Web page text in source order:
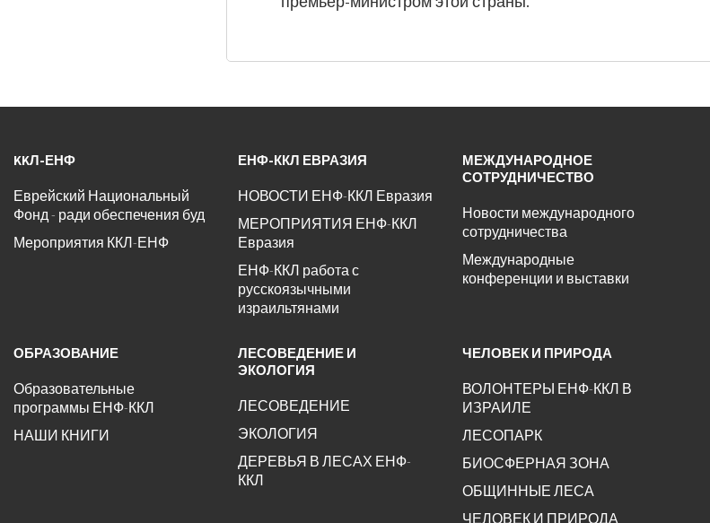
KKЛ-ЕНФ
Еврейский Национальный
Фонд - ради обеспечения буд
Мероприятия ККЛ-ЕНФ
ЕНФ-ККЛ ЕВРАЗИЯ
НОВОСТИ ЕНФ-ККЛ Евразия
МЕРОПРИЯТИЯ ЕНФ-ККЛ
Евразия
ЕНФ-ККЛ работа с
русскоязычными
израильтянами
МЕЖДУНАРОДНОЕ
СОТРУДНИЧЕСТВО
Новости международного
сотрудничества
Международные
конференции и выставки
ОБРАЗОВАНИЕ
Образовательные
программы ЕНФ-ККЛ
НАШИ КНИГИ
ЛЕСОВЕДЕНИЕ И
ЭКОЛОГИЯ
ЛЕСОВЕДЕНИЕ
ЭКОЛОГИЯ
ДЕРЕВЬЯ В ЛЕСАХ ЕНФ-
ККЛ
ЧЕЛОВЕК И ПРИРОДА
ВОЛОНТЕРЫ ЕНФ-ККЛ В
ИЗРАИЛЕ
ЛЕСОПАРК
БИОСФЕРНАЯ ЗОНА
ОБЩИННЫЕ ЛЕСА
ЧЕЛОВЕК И ПРИРОДА